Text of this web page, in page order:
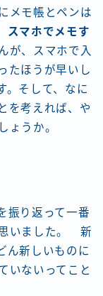
メモ帳とペンは
スマホでメモす
が、スマホで入
たほうが早いし
。そして、なに
を考えれば、や
ょうか。
振り返って一番
いました。 新
ん新しいものに
いないってこと